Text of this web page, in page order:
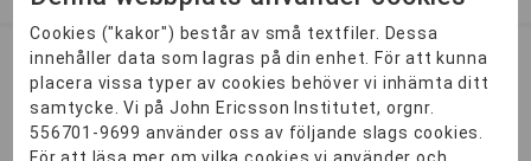
Elteknikingenjör
Öppen
Lär dig att planera, designa och optimera eltekniksystem
Cookies ("kakor") består av små textfiler. Dessa
innehåller data som lagras på din enhet. För att kunna
placera vissa typer av cookies behöver vi inhämta ditt
samtycke. Vi på John Ericsson Institutet, orgnr.
556701-9699 använder oss av följande slags cookies.